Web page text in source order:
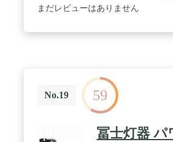
計されており、内部の水と車を清潔
つかむことができるため、釣りに
が増え、探す時間を減らすことが
に、ショルダーストラップにより
ー付き釣り餌バケツは、冒険がど
に持ち運べます。 / あらゆる旅行に
ト、13クォート、19クォート、30
まだレビューはありません
No.19 59
冨士灯器 パ